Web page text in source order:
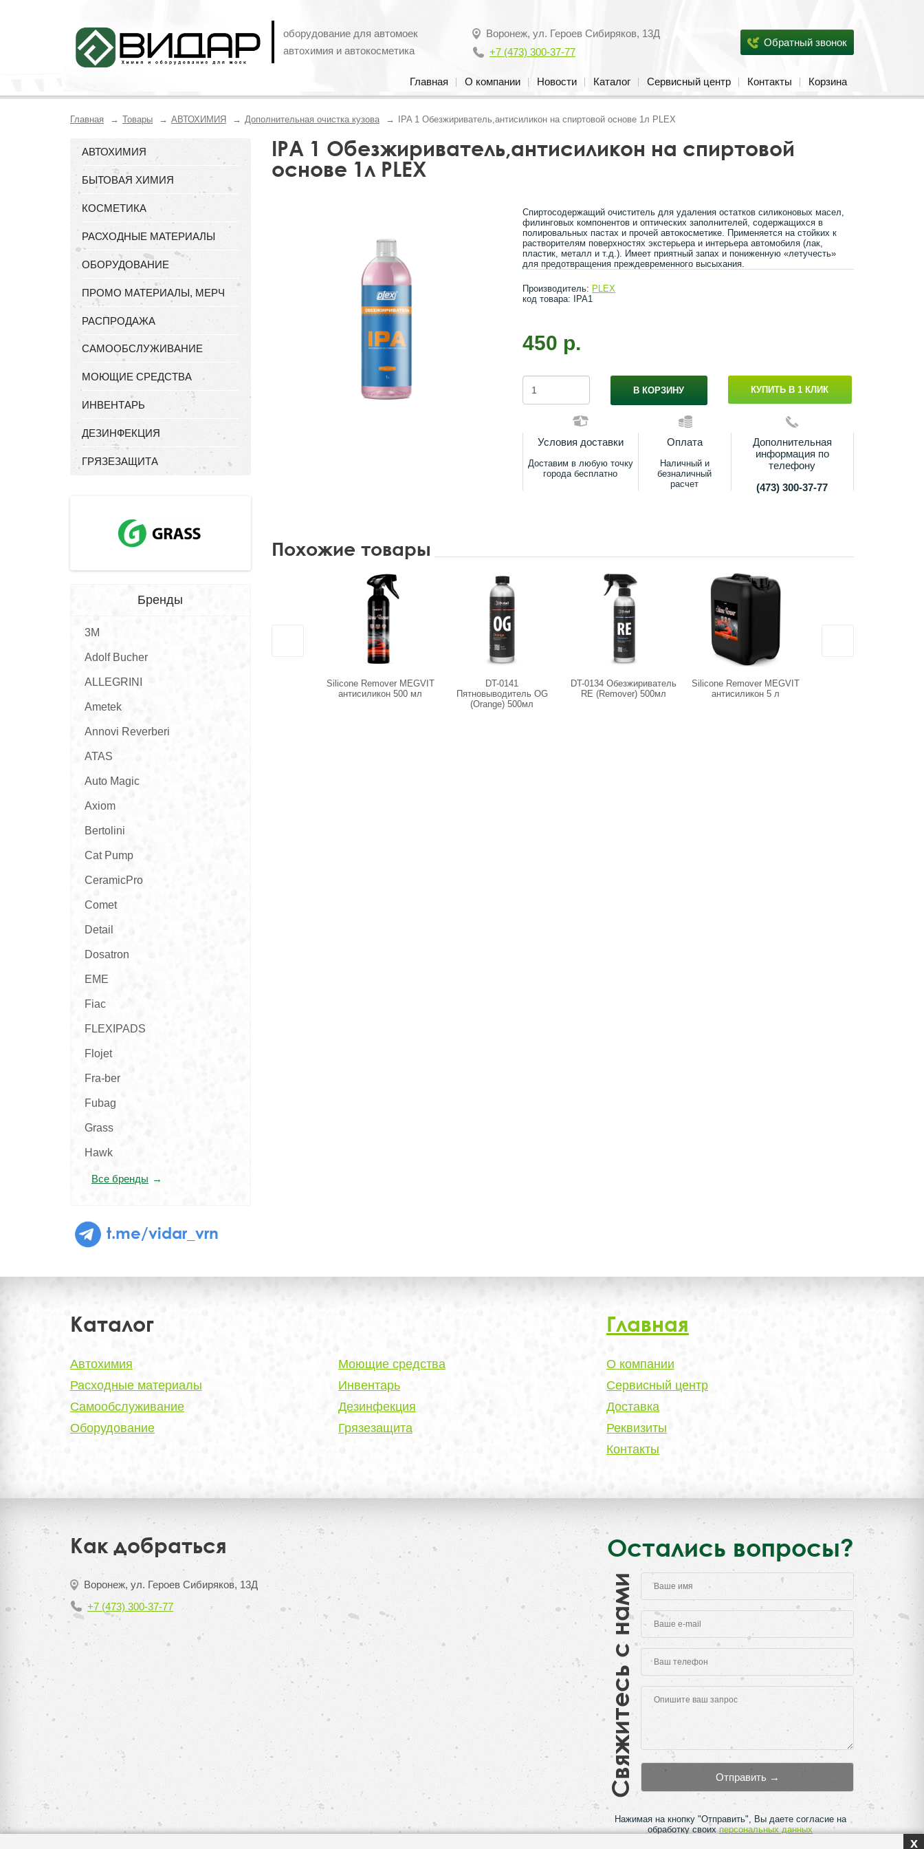
оборудование для автомоек
автохимия и автокосметика
Воронеж, ул. Героев Сибиряков, 13Д
+7 (473) 300-37-77
Обратный звонок
Главная О компании Новости Каталог Сервисный центр Контакты Корзина
Главная Товары АВТОХИМИЯ Дополнительная очистка кузова IPA 1 Обезжириватель,антисиликон на спиртовой основе 1л PLEX
АВТОХИМИЯ
БЫТОВАЯ ХИМИЯ
КОСМЕТИКА
РАСХОДНЫЕ МАТЕРИАЛЫ
ОБОРУДОВАНИЕ
ПРОМО МАТЕРИАЛЫ, МЕРЧ
РАСПРОДАЖА
САМООБСЛУЖИВАНИЕ
МОЮЩИЕ СРЕДСТВА
ИНВЕНТАРЬ
ДЕЗИНФЕКЦИЯ
ГРЯЗЕЗАЩИТА
Бренды
3M
Adolf Bucher
ALLEGRINI
Ametek
Annovi Reverberi
ATAS
Auto Magic
Axiom
Bertolini
Cat Pump
CeramicPro
Comet
Detail
Dosatron
EME
Fiac
FLEXIPADS
Flojet
Fra-ber
Fubag
Grass
Hawk
Все бренды
t.me/vidar_vrn
IPA 1 Обезжириватель,антисиликон на спиртовой
основе 1л PLEX
Спиртосодержащий очиститель для удаления остатков силиконовых масел,
филинговых компонентов и оптических заполнителей, содержащихся в
полировальных пастах и прочей автокосметике. Применяется на стойких к
растворителям поверхностях экстерьера и интерьера автомобиля (лак,
пластик, металл и т.д.). Имеет приятный запах и пониженную «летучесть»
для предотвращения преждевременного высыхания.
Производитель: PLEX
код товара: IPA1
450 р.
В КОРЗИНУ КУПИТЬ В 1 КЛИК
Условия доставки
Доставим в любую точку
города бесплатно
Оплата
Наличный и
безналичный
расчет
Дополнительная
информация по
телефону
(473) 300-37-77
Похожие товары
Silicone Remover MEGVIT
антисиликон 500 мл
DT-0141
Пятновыводитель OG
(Orange) 500мл
DT-0134 Обезжириватель
RE (Remover) 500мл
Silicone Remover MEGVIT
антисиликон 5 л
Каталог Главная
Автохимия
Расходные материалы
Самообслуживание
Оборудование
Моющие средства
Инвентарь
Дезинфекция
Грязезащита
О компании
Сервисный центр
Доставка
Реквизиты
Контакты
Как добраться
Воронеж, ул. Героев Сибиряков, 13Д
+7 (473) 300-37-77
Остались вопросы?
Свяжитесь с нами
Нажимая на кнопку "Отправить", Вы даете согласие на
обработку своихперсональных данных
x